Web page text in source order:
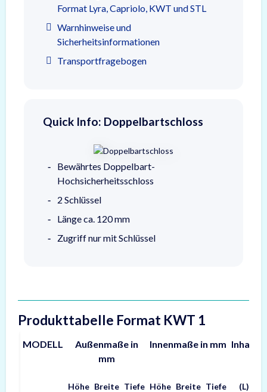
Format Lyra, Capriolo, KWT und STL
Warnhinweise und
Sicherheitsinformationen
Transportfragebogen
Quick Info: Doppelbartschloss
Bewährtes Doppelbart-
Hochsicherheitsschloss
2 Schlüssel
Länge ca. 120 mm
Zugriff nur mit Schlüssel
Produkttabelle Format KWT 1
MODELL
Außenmaße in
mm
Innenmaße in mm Inhalt
Höhe Breite Tiefe Höhe Breite Tiefe (L)